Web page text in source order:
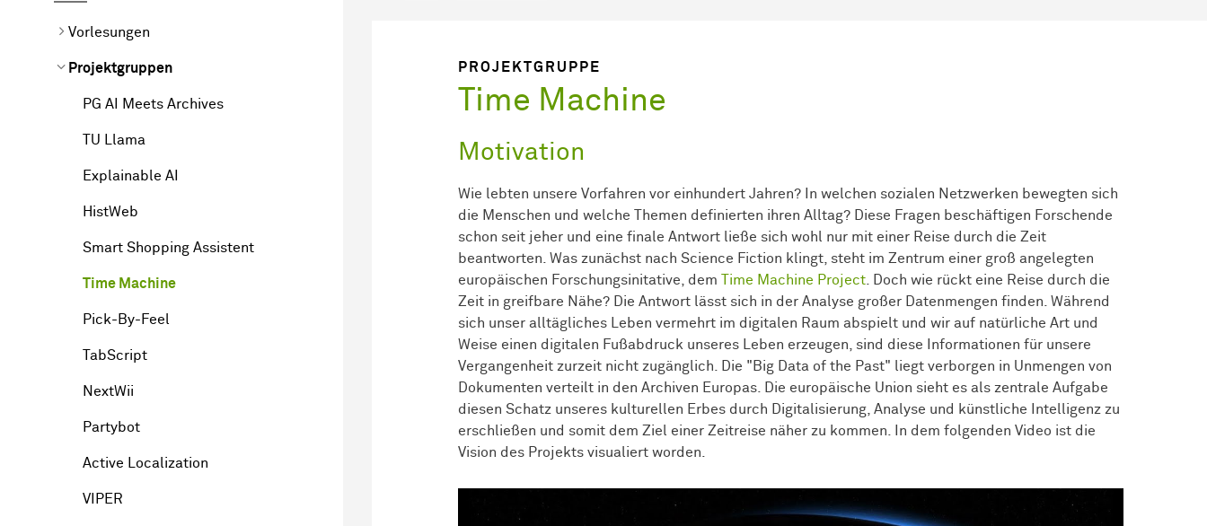
Vorlesungen
Projektgruppen
PG AI Meets Archives
TU Llama
Explainable AI
HistWeb
Smart Shopping Assistent
Time Machine
Pick-By-Feel
TabScript
NextWii
Partybot
Active Localization
VIPER
PROJEKTGRUPPE
Time Machine
Motivation
Wie lebten unsere Vorfahren vor einhundert Jahren? In welchen sozialen Netzwerken bewegten sich
die Menschen und welche Themen definierten ihren Alltag? Diese Fragen beschäftigen Forschende
schon seit jeher und eine finale Antwort ließe sich wohl nur mit einer Reise durch die Zeit
beantworten. Was zunächst nach Science Fiction klingt, steht im Zentrum einer groß angelegten
europäischen Forschungsinitative, dem
Time Machine Project . Doch wie rückt eine Reise durch die
Zeit in greifbare Nähe? Die Antwort lässt sich in der Analyse großer Datenmengen finden. Während
sich unser alltägliches Leben vermehrt im digitalen Raum abspielt und wir auf natürliche Art und
Weise einen digitalen Fußabdruck unseres Leben erzeugen, sind diese Informationen für unsere
Vergangenheit zurzeit nicht zugänglich. Die "Big Data of the Past" liegt verborgen in Unmengen von
Dokumenten verteilt in den Archiven Europas. Die europäische Union sieht es als zentrale Aufgabe
diesen Schatz unseres kulturellen Erbes durch Digitalisierung, Analyse und künstliche Intelligenz zu
erschließen und somit dem Ziel einer Zeitreise näher zu kommen. In dem folgenden Video ist die
Vision des Projekts visualiert worden.